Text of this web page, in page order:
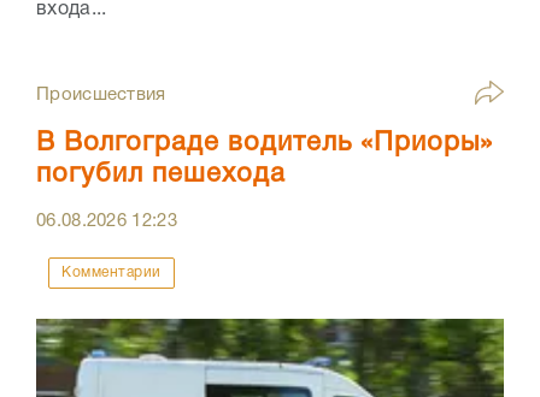
входа...
Происшествия
В Волгограде водитель «Приоры»
погубил пешехода
06.08.2026 12:23
Комментарии